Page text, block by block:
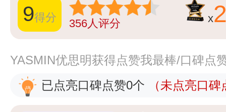
9得分 356人评分 x
YASMIN优思明获得点赞我最棒/口碑点
已点亮口碑点赞0个
（未点亮口